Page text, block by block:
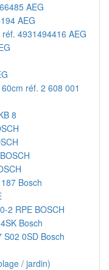
AEG
AEG
4931494416 AEG
réf. 2 608 001
8
Bosch
2 RPE BOSCH
Bosch
0SD Bosch
/ jardin)